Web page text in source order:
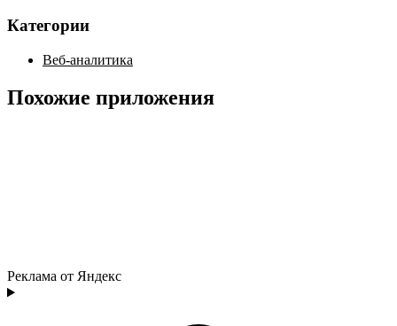
Категории
Веб-аналитика
Похожие приложения
Реклама от Яндекс